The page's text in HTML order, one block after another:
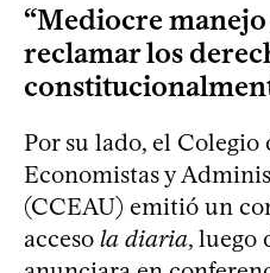
“Mediocre
reclamar los
Por su lado, el Colegio
Economistas y
(CCEAU) emitió un
acceso la diaria, luego